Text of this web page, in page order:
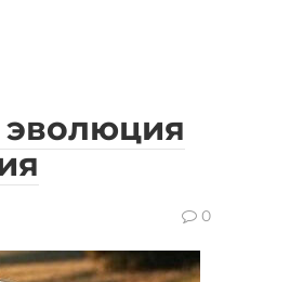
эволюция
0